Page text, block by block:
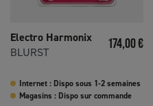
Electro Harmonix
BLURST
Prix
174,00 €
Internet : Dispo sous 1-2 semaines
Magasins : Dispo sur commande